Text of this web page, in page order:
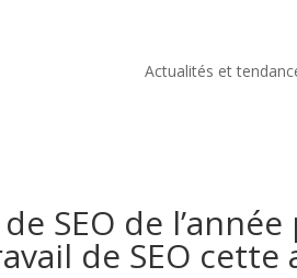
Actualités et
SEO de
de SEO cette